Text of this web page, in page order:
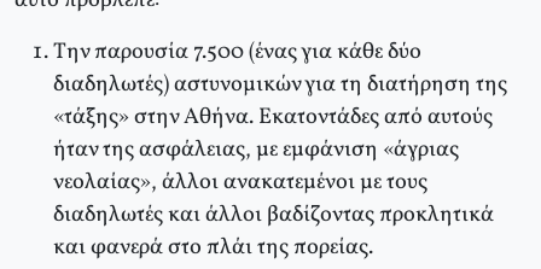
Tην παρουσία 7.500 (ένας για κάθε δύο
διαδηλωτές) αστυνομικών για τη διατήρηση της
«τάξης» στην Aθήνα. Eκατοντάδες από αυτούς
ήταν της ασφάλειας, με εμφάνιση «άγριας
νεολαίας», άλλοι ανακατεμένοι με τους
διαδηλωτές και άλλοι βαδίζοντας προκλητικά
και φανερά στο πλάι της πορείας.